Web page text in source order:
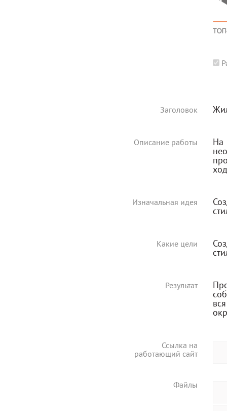
Заголовок
Описание работы
На
Изначальная идея
Какие цели
Результат
Ссылка на
работающий сайт
Файлы